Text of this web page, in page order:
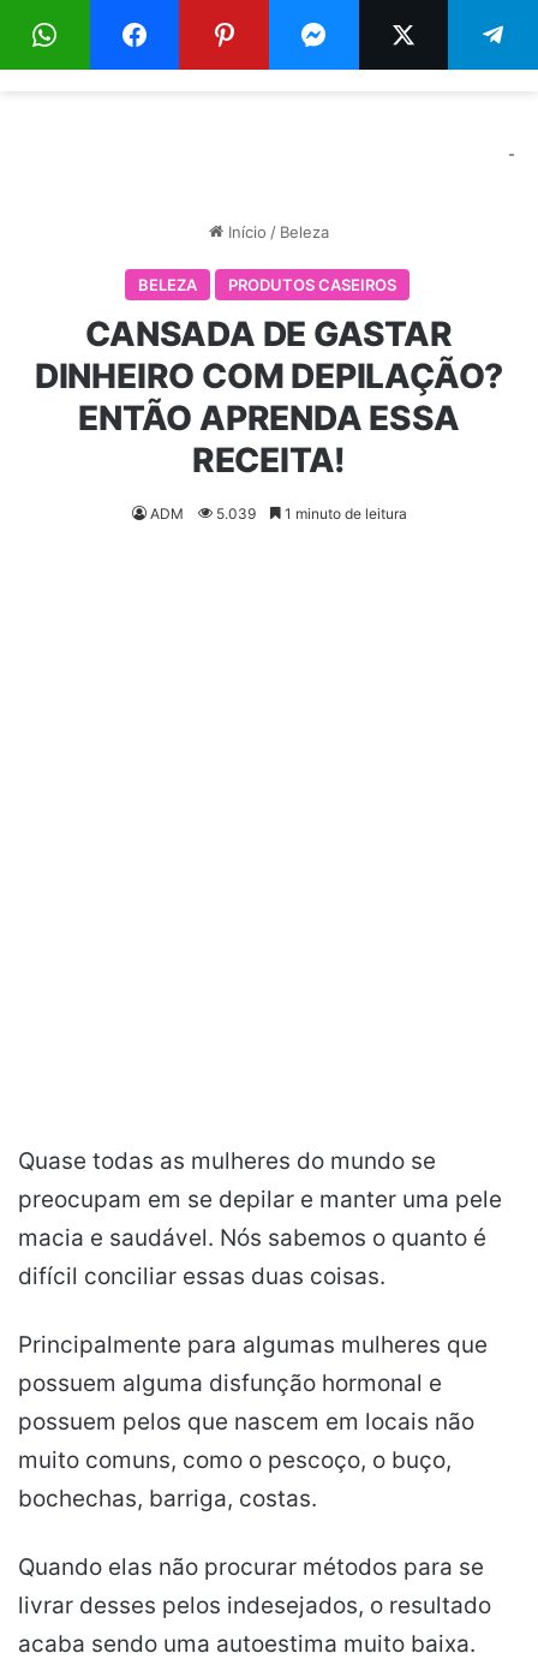
Menu
-
Início / Beleza
BELEZA PRODUTOS CASEIROS
CANSADA DE GASTAR
DINHEIRO COM DEPILAÇÃO?
ENTÃO APRENDA ESSA
RECEITA!
ADM 5.039 1 minuto de leitura
Quase todas as mulheres do mundo se
preocupam em se depilar e manter uma pele
macia e saudável. Nós sabemos o quanto é
difícil conciliar essas duas coisas.
Principalmente para algumas mulheres que
possuem alguma disfunção hormonal e
possuem pelos que nascem em locais não
muito comuns, como o pescoço, o buço,
bochechas, barriga, costas.
Quando elas não procurar métodos para se
livrar desses pelos indesejados, o resultado
acaba sendo uma autoestima muito baixa.